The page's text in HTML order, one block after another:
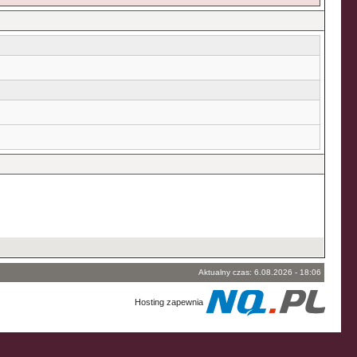
Aktualny czas: 6.08.2026 - 18:06
Hosting zapewnia